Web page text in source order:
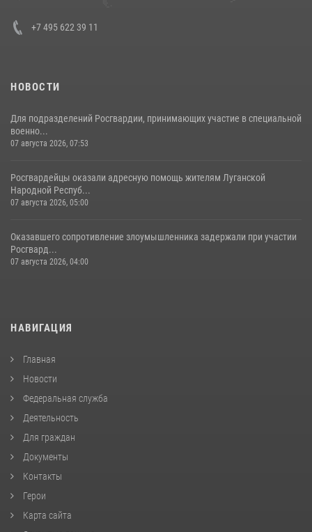
+7 495 622 39 11
НОВОСТИ
Для подразделений Росгвардии, принимающих участие в специальной
военно...
07 августа 2026, 07:53
Росгвардейцы оказали адресную помощь жителям Луганской
Народной Респуб...
07 августа 2026, 05:00
Оказавшего сопротивление злоумышленника задержали при участии
Росгвард...
07 августа 2026, 04:00
НАВИГАЦИЯ
Главная
Новости
Федеральная служба
Деятельность
Для граждан
Документы
Контакты
Герои
Карта сайта